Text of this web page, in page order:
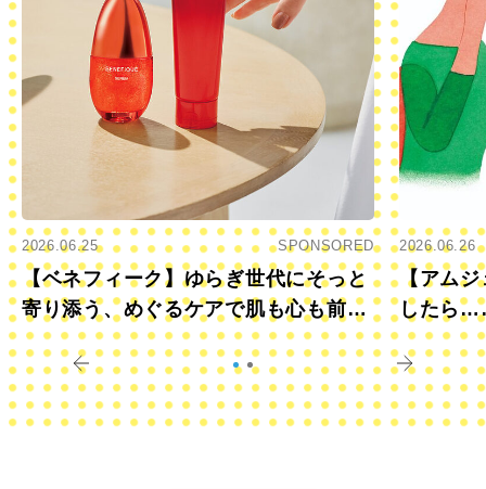
2026.06.25 SPONSORED
【ベネフィーク】ゆらぎ世代にそっと
寄り添う、めぐるケアで肌も心も前向
きに
2026.06.26
【アムジ
したら
すか？